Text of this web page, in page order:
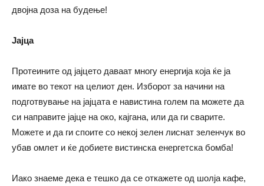
двојна доза на будење!
Јајца
Протеините од јајцето даваат многу енергија која ќе ја
имате во текот на целиот ден. Изборот за начини на
подготвување на јајцата е навистина голем па можете да
си направите јајце на око, кајгана, или да ги сварите.
Можете и да ги споите со некој зелен лиснат зеленчук во
убав омлет и ќе добиете вистинска енергетска бомба!
Иако знаеме дека е тешко да се откажете од шолја кафе,